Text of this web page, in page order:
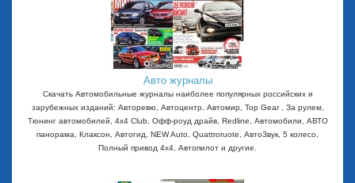
Авто журналы
Скачать Автомобильные журналы наиболее популярных российских и
зарубежных изданий: Авторевю, Автоцентр, Автомир, Top Gear , За рулем,
Тюнинг автомобилей, 4x4 Club, Офф-роуд драйв, Redline, Автомобили, АВТО
панорама, Клаксон, Автогид, NEW Auto, Quattroruote, АвтоЗвук, 5 колесо,
Полный привод 4х4, Автопилот и другие.